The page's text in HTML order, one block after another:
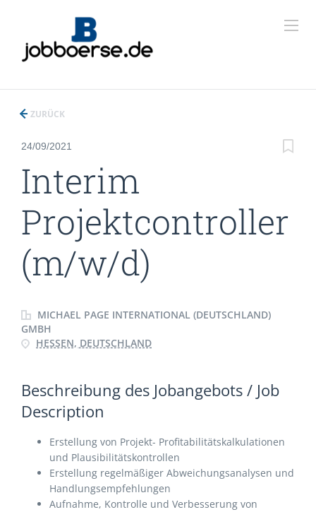
ZURÜCK
24/09/2021
Interim
Projektcontroller
(m/w/d)
MICHAEL PAGE INTERNATIONAL (DEUTSCHLAND)
GMBH
HESSEN, DEUTSCHLAND
Beschreibung des Jobangebots / Job
Description
Erstellung von Projekt- Profitabilitätskalkulationen
und Plausibilitätskontrollen
Erstellung regelmäßiger Abweichungsanalysen und
Handlungsempfehlungen
Aufnahme, Kontrolle und Verbesserung von